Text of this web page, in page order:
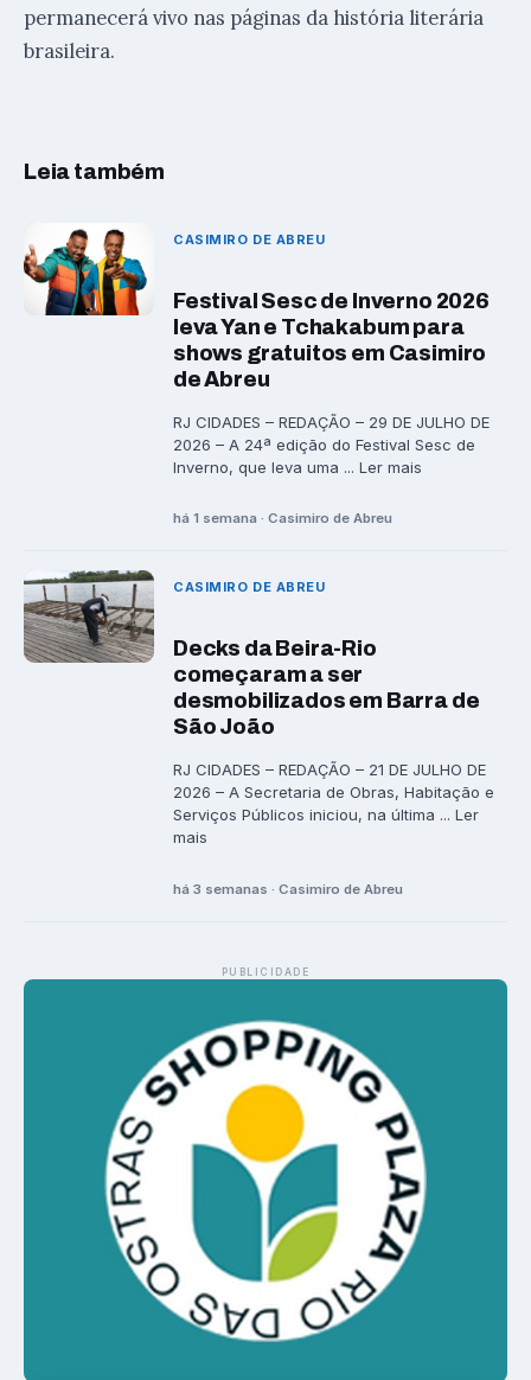
permanecerá vivo nas páginas da história literária
brasileira.
Leia também
CASIMIRO DE ABREU
Festival Sesc de Inverno 2026
leva Yan e Tchakabum para
shows gratuitos em Casimiro
de Abreu
RJ CIDADES – REDAÇÃO – 29 DE JULHO DE
2026 – A 24ª edição do Festival Sesc de
Inverno, que leva uma ... Ler mais
há 1 semana · Casimiro de Abreu
CASIMIRO DE ABREU
Decks da Beira-Rio
começaram a ser
desmobilizados em Barra de
São João
RJ CIDADES – REDAÇÃO – 21 DE JULHO DE
2026 – A Secretaria de Obras, Habitação e
Serviços Públicos iniciou, na última ... Ler
mais
há 3 semanas · Casimiro de Abreu
PUBLICIDADE